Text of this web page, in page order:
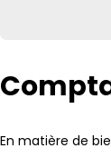
En matière de